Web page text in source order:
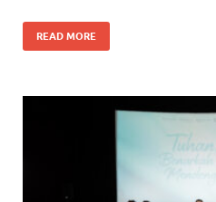
READ MORE